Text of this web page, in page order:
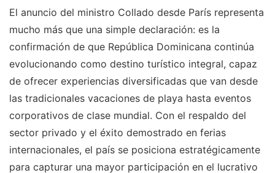
El anuncio del ministro Collado desde París representa
mucho más que una simple declaración: es la
confirmación de que República Dominicana continúa
evolucionando como destino turístico integral, capaz
de ofrecer experiencias diversificadas que van desde
las tradicionales vacaciones de playa hasta eventos
corporativos de clase mundial. Con el respaldo del
sector privado y el éxito demostrado en ferias
internacionales, el país se posiciona estratégicamente
para capturar una mayor participación en el lucrativo